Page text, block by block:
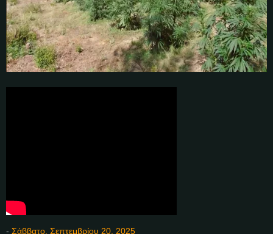
- Σάββατο, Σεπτεμβρίου 20, 2025